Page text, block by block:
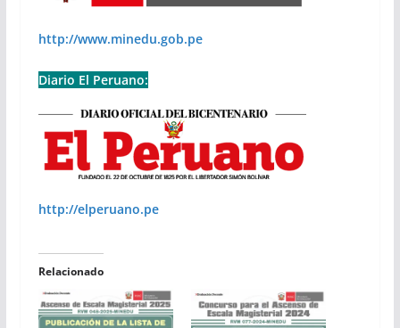
http://www.minedu.gob.pe
Diario El Peruano:
http://elperuano.pe
Relacionado